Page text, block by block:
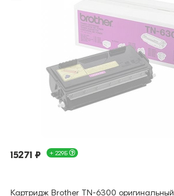
15271 ₽ + 229Б
Картридж Brother TN-6300 оригинальный